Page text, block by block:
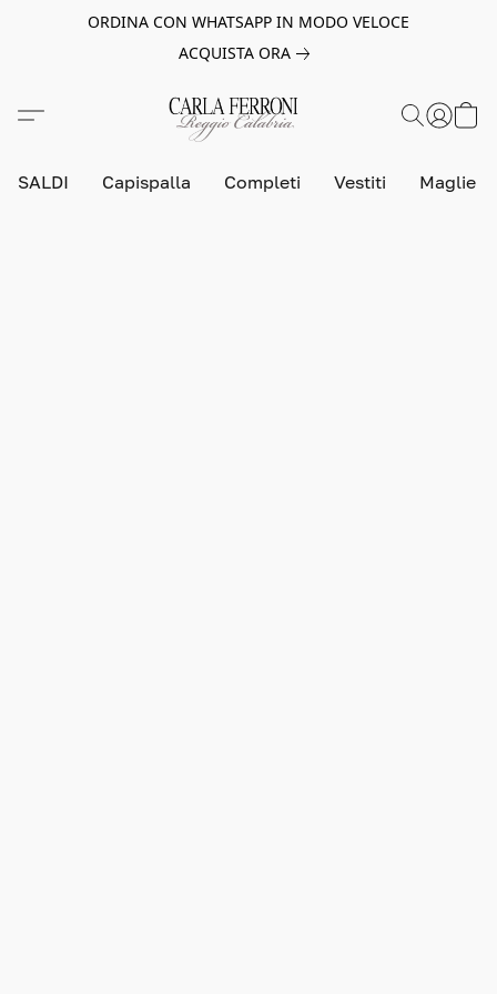
ORDINA CON WHATSAPP IN MODO VELOCE
ACQUISTA ORA
SALDI Capispalla Completi Vestiti Maglie e